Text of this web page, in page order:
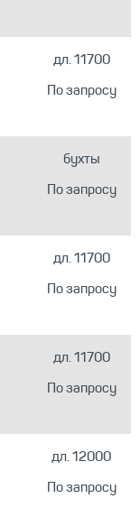
дл. 11700
По запросу
бухты
По запросу
дл. 11700
По запросу
дл. 11700
По запросу
дл. 12000
По запросу